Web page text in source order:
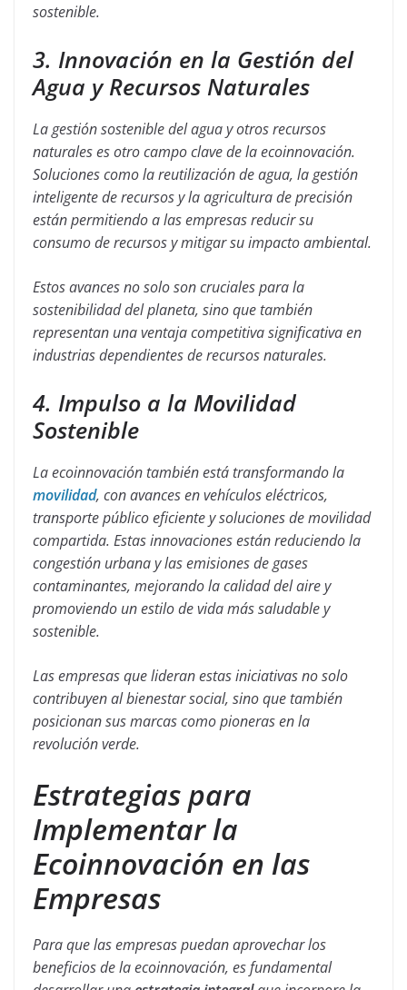
sostenible.
3. Innovación en la Gestión del
Agua y Recursos Naturales
La gestión sostenible del agua y otros recursos
naturales es otro campo clave de la ecoinnovación.
Soluciones como la reutilización de agua, la gestión
inteligente de recursos y la agricultura de precisión
están permitiendo a las empresas reducir su
consumo de recursos y mitigar su impacto ambiental.
Estos avances no solo son cruciales para la
sostenibilidad del planeta, sino que también
representan una ventaja competitiva significativa en
industrias dependientes de recursos naturales.
4. Impulso a la Movilidad
Sostenible
La ecoinnovación también está transformando la
movilidad, con avances en vehículos eléctricos,
transporte público eficiente y soluciones de movilidad
compartida. Estas innovaciones están reduciendo la
congestión urbana y las emisiones de gases
contaminantes, mejorando la calidad del aire y
promoviendo un estilo de vida más saludable y
sostenible.
Las empresas que lideran estas iniciativas no solo
contribuyen al bienestar social, sino que también
posicionan sus marcas como pioneras en la
revolución verde.
Estrategias para
Implementar la
Ecoinnovación en las
Empresas
Para que las empresas puedan aprovechar los
beneficios de la ecoinnovación, es fundamental